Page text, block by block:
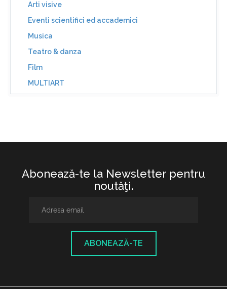
Arti visive
Eventi scientifici ed accademici
Musica
Teatro & danza
Film
MULTIART
Abonează-te la Newsletter pentru
noutăţi.
ABONEAZĂ-TE